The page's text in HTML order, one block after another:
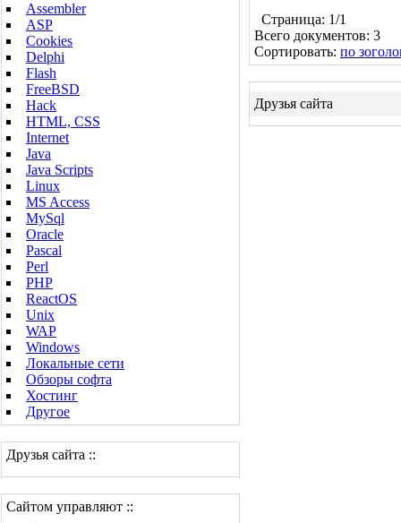
Assembler
ASP
Cookies
Delphi
Flash
FreeBSD
Hack
HTML, CSS
Internet
Java
Java Scripts
Linux
MS Access
MySql
Oracle
Pascal
Perl
PHP
ReactOS
Unix
WAP
Windows
Локальные сети
Обзоры софта
Хостинг
Другое
Друзья сайта ::
Сайтом управляют ::
Страница: 1/1
Всего документов: 3
Сортировать: по
Друзья сайта